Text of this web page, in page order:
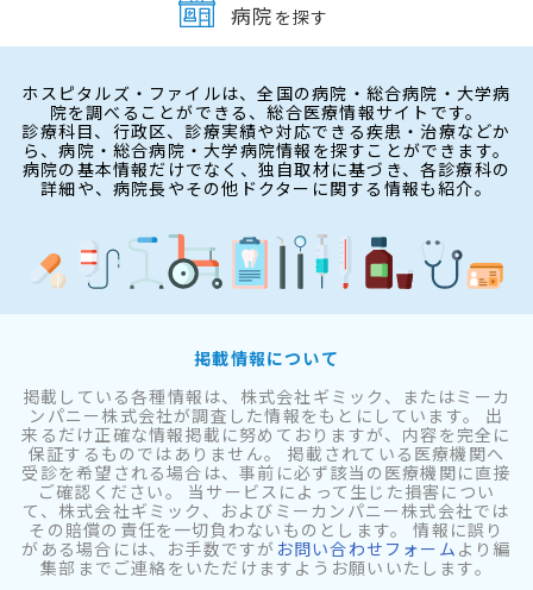
病院 を探す
ホスピタルズ・ファイルは、全国の病院・総合病院・大学病
院を調べることができる、総合医療情報サイトです。
診療科目、行政区、診療実績や対応できる疾患・治療などか
ら、病院・総合病院・大学病院情報を探すことができます。
病院の基本情報だけでなく、独自取材に基づき、各診療科の
詳細や、病院長やその他ドクターに関する情報も紹介。
掲載情報について
掲載している各種情報は、株式会社ギミック、またはミーカ
ンパニー株式会社が調査した情報をもとにしています。 出
来るだけ正確な情報掲載に努めておりますが、内容を完全に
保証するものではありません。 掲載されている医療機関へ
受診を希望される場合は、事前に必ず該当の医療機関に直接
ご確認ください。 当サービスによって生じた損害につい
て、株式会社ギミック、およびミーカンパニー株式会社では
その賠償の責任を一切負わないものとします。 情報に誤り
がある場合には、お手数ですが お問い合わせフォーム より編
集部までご連絡をいただけますようお願いいたします。